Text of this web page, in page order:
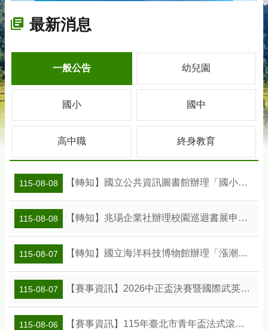
最新消息
一般公告 幼兒園
國小 國中
高中職 終身教育
115-08-08 【轉知】國立公共資訊圖書館辦理「國小班級訪問工作坊」活動及教案資訊
115-08-08 【轉知】兆瑒企業社辦理校園巡迴書展申請資訊
115-08-07 【轉知】國立海洋科技博物館辦理「漲潮時刻—原民智慧主題探索課程」參訪補助案
115-08-07 【賽事資訊】2026中正盃決賽暨國際武英盃武術精英錦標賽
115-08-06 【賽事資訊】115年臺北市青年盃法式滾球錦標賽